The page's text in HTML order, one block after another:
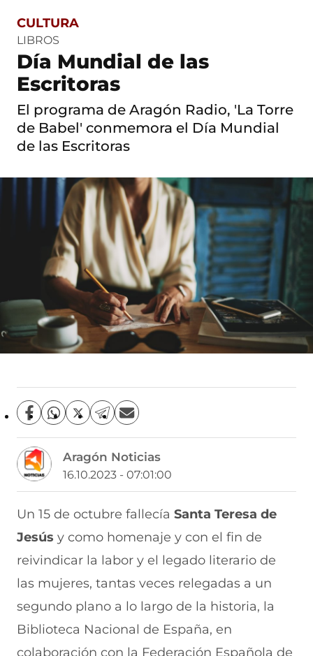
t
o
o
n
t
d
o
CULTURA
LIBROS
Día Mundial de las
Escritoras
El programa de Aragón Radio, 'La Torre
de Babel' conmemora el Día Mundial
de las Escritoras
Aragón Noticias
16.10.2023 - 07:01:00
C
m
p
a
r
i
e
F
a
c
e
b
o
o
C
i
p
r
W
h
a
s
C
p
a
i
p
r
X
(
s
e
a
b
C
p
a
i
p
r
T
e
l
g
C
p
a
i
p
r
E
m
a
l
(
Un 15 de octubre fallecía Santa Teresa de
Jesús y como homenaje y con el fin de
reivindicar la labor y el legado literario de
las mujeres, tantas veces relegadas a un
segundo plano a lo largo de la historia, la
Biblioteca Nacional de España, en
colaboración con la Federación Española de